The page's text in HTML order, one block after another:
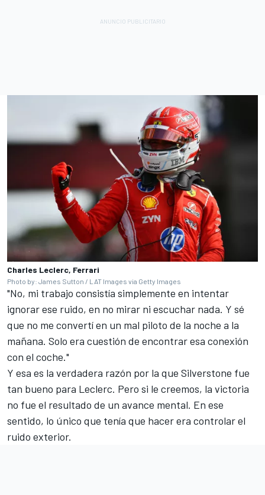
Charles Leclerc, Ferrari
Photo by: James Sutton / LAT Images via Getty Images
"No, mi trabajo consistía simplemente en intentar
ignorar ese ruido, en no mirar ni escuchar nada. Y sé
que no me convertí en un mal piloto de la noche a la
mañana. Solo era cuestión de encontrar esa conexión
con el coche."
Y esa es la verdadera razón por la que Silverstone fue
tan bueno para Leclerc. Pero si le creemos, la victoria
no fue el resultado de un avance mental. En ese
sentido, lo único que tenía que hacer era controlar el
ruido exterior.